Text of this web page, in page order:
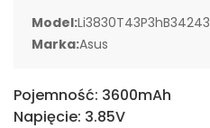
Model:Li3830T43P3hB34243
Marka:Asus
Pojemność: 3600mAh
Napięcie: 3.85V